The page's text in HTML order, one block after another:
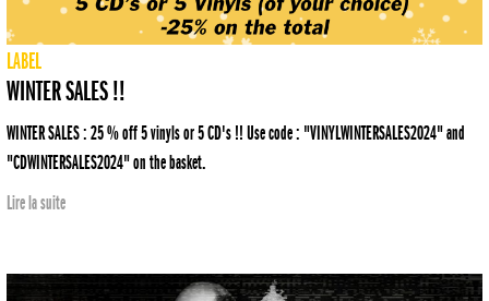
LABEL
WINTER SALES !!
WINTER SALES : 25 % off 5 vinyls or 5 CD's !! Use code : "VINYLWINTERSALES2024" and
"CDWINTERSALES2024" on the basket.
Lire la suite